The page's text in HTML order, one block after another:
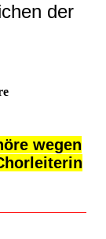
der
wegen